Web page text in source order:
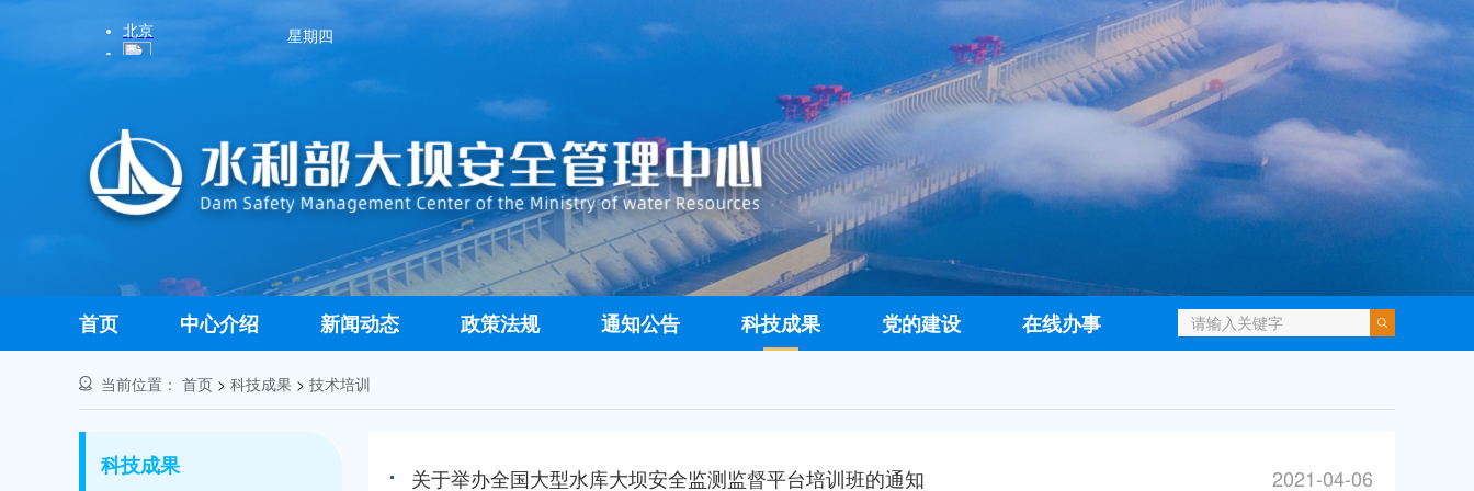
星期四
首页 中心介绍 新闻动态 政策法规 通知公告 科技成果 党的建设 在线办事
当前位置： 首页 > 科技成果 > 技术培训
科技成果 关于举办全国大型水库大坝安全监测监督平台培训班的通知 2021-04-06